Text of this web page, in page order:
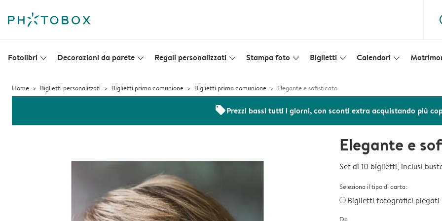
Fotolibri slim_arrow_down Decorazioni da parete slim_arrow_down Regali personalizzati slim_arrow_down Stampa foto slim_arrow_down Biglietti slim_arrow_down Calendari slim_arrow_down
Home Biglietti personalizzati Biglietti prima comunione Biglietti prima comunione Elegante e sofisticato
offersPrezzi bassi tutti i giorni, con sconti extra acquistando più
Elegante e
Set di 10 biglietti, inclusi
Seleziona il tipo di carta:
Biglietti fotografici piegati
Da